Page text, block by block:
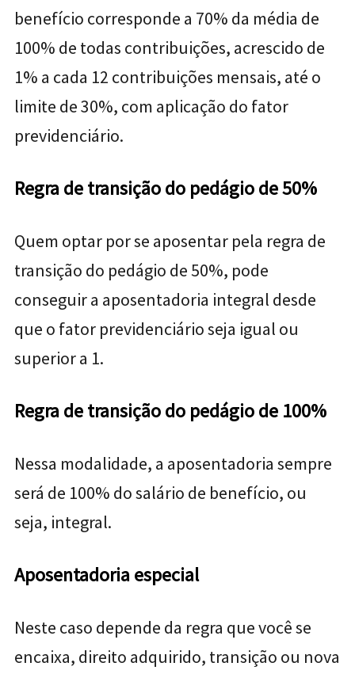
benefício corresponde a 70% da média de
100% de todas contribuições, acrescido de
1% a cada 12 contribuições mensais, até o
limite de 30%, com aplicação do fator
previdenciário.
Regra de transição do pedágio de 50%
Quem optar por se aposentar pela regra de
transição do pedágio de 50%, pode
conseguir a aposentadoria integral desde
que o fator previdenciário seja igual ou
superior a 1.
Regra de transição do pedágio de 100%
Nessa modalidade, a aposentadoria sempre
será de 100% do salário de benefício, ou
seja, integral.
Aposentadoria especial
Neste caso depende da regra que você se
encaixa, direito adquirido, transição ou nova